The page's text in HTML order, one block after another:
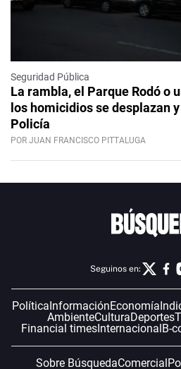
Seguridad Pública
La rambla, el Parque Rodó o
los homicidios se desplazan
Policía
POR JUAN FRANCISCO PITTALUGA
Seguinos en:
PolíticaInformaciónEconomía
AmbienteCulturaDeportes
Financial timesInternacionalB-
Sobre BúsquedaComercial